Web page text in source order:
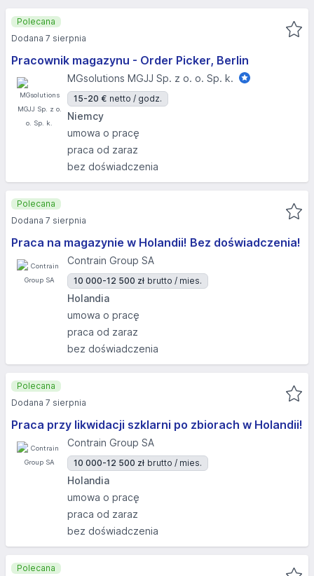
Pracownik magazynu - Order Picker, Berlin
MGsolutions MGJJ Sp. z o. o. Sp. k.
15-20 € netto / godz.
Niemcy
umowa o pracę
praca od zaraz
bez doświadczenia
Polecana
Dodana 7 sierpnia
Praca na magazynie w Holandii! Bez doświadczenia!
Contrain Group SA
10 000-12 500 zł brutto / mies.
Holandia
umowa o pracę
praca od zaraz
bez doświadczenia
Polecana
Dodana 7 sierpnia
Praca przy likwidacji szklarni po zbiorach w Holandii!
Contrain Group SA
10 000-12 500 zł brutto / mies.
Holandia
umowa o pracę
praca od zaraz
bez doświadczenia
Polecana
Dodana 7 sierpnia
Polecana